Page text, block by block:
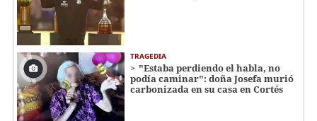
TRAGEDIA
"Estaba perdiendo el habla, no
podía caminar": doña Josefa murió
carbonizada en su casa en Cortés